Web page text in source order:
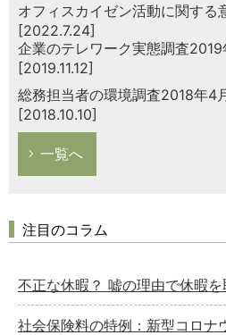
オフィスカイゼン活動に関する
[2022.7.24]
企業のテレワーク実態調査2019
[2019.11.12]
総務担当者の環境調査2018年4
[2018.10.10]
一覧へ
注目のコラム
不正な休暇？ 嘘の理由で休暇を
社会保険料の特例：新型コロナ